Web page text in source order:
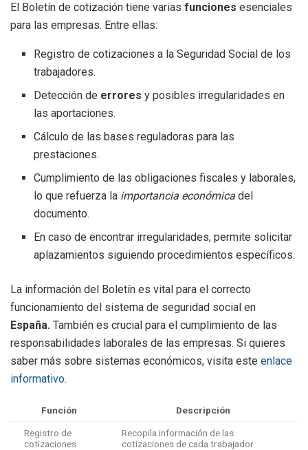
El Boletín de cotización tiene varias funciones esenciales
para las empresas. Entre ellas:
Registro de cotizaciones a la Seguridad Social de los
trabajadores.
Detección de errores y posibles irregularidades en
las aportaciones.
Cálculo de las bases reguladoras para las
prestaciones.
Cumplimiento de las obligaciones fiscales y laborales,
lo que refuerza la importancia económica del
documento.
En caso de encontrar irregularidades, permite solicitar
aplazamientos siguiendo procedimientos específicos.
La información del Boletín es vital para el correcto
funcionamiento del sistema de seguridad social en
España. También es crucial para el cumplimiento de las
responsabilidades laborales de las empresas. Si quieres
saber más sobre sistemas económicos, visita este enlace
informativo.
Función Descripción
Registro de
cotizaciones
Recopila información de las
cotizaciones de cada trabajador.